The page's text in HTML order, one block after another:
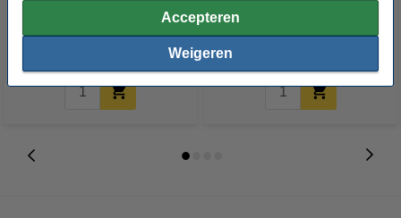
Accepteren
Weigeren
€ 62,50 Incl. 21% btw € 24,50 Incl. 21% btw